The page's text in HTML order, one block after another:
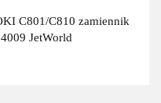
C801/C810 zamiennik
JetWorld